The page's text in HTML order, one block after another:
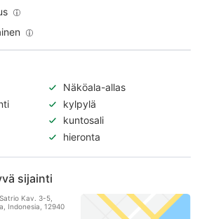
Näköala-allas
kylpylä
kuntosali
hieronta
sijainti
Kav. 3-5,
Indonesia, 12940